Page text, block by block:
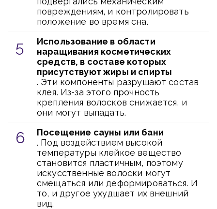
повреждениям, и контролировать
положение во время сна.
Использование в области
наращивания косметических
средств, в составе которых
присутствуют жиры и спирты
. Эти компоненты разрушают состав
клея. Из-за этого прочность
крепления волосков снижается, и
они могут выпадать.
Посещение сауны или бани
. Под воздействием высокой
температуры клейкое вещество
становится пластичным, поэтому
искусственные волоски могут
смещаться или деформироваться. И
то, и другое ухудшает их внешний
вид.